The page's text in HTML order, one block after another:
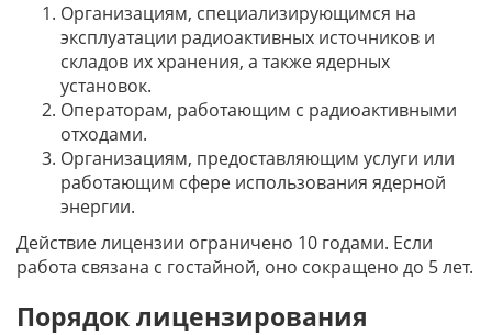
Организациям, специализирующимся на
эксплуатации радиоактивных источников и
складов их хранения, а также ядерных
установок.
Операторам, работающим с радиоактивными
отходами.
Организациям, предоставляющим услуги или
работающим сфере использования ядерной
энергии.
Действие лицензии ограничено 10 годами. Если
работа связана с гостайной, оно сокращено до 5 лет.
Порядок лицензирования